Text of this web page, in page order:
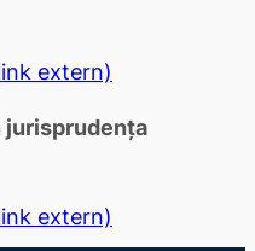
extern)
jurisprudența
extern)